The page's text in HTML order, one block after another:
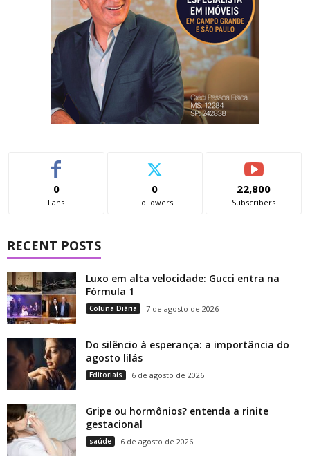
0
Fans
0
Followers
22,800
Subscribers
RECENT POSTS
Luxo em alta velocidade: Gucci entra na
Fórmula 1
Coluna Diária 7 de agosto de 2026
Do silêncio à esperança: a importância do
agosto lilás
Editoriais 6 de agosto de 2026
Gripe ou hormônios? entenda a rinite
gestacional
saúde 6 de agosto de 2026